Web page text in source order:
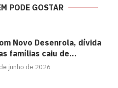
PODE GOSTAR
Novo Desenrola, dívida
famílias caiu de...
junho de 2026